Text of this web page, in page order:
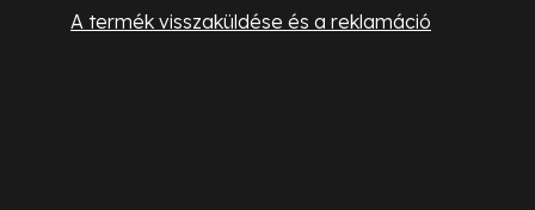
A termék visszaküldése és a reklamáció